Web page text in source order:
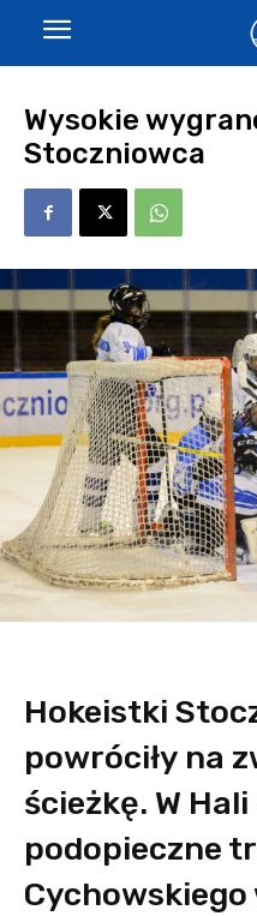
Wysokie
Stoczniowca
Hokeistki
powróciły na
ścieżkę. W
podopieczne
Cychowskiego